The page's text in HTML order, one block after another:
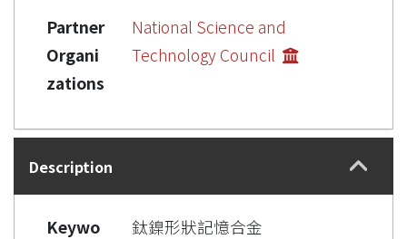
Partner
Organi
zations
National Science and
Technology Council
Description
Keywo
鈦鎳形狀記憶合金